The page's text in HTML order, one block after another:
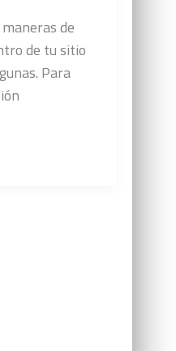
de
de tu sitio
Para